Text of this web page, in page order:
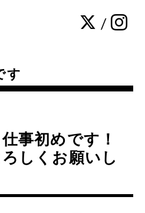
/
す
事初めです！
しくお願いし